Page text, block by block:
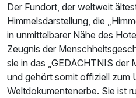
Ausstattung
Der Fundort, der weltweit
Himmelsdarstellung, die
in unmittelbarer Nähe des
Zeugnis der
sie in das „GEDÄCHTNIS der
und gehört somit offiziell zum
Weltdokumentenerbe. Sie ist